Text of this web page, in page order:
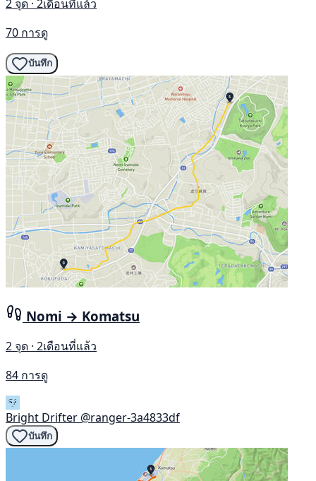
2 จุด · 2เดือนที่แล้ว
70 การดู
บันทึก
Nomi → Komatsu
2 จุด · 2เดือนที่แล้ว
84 การดู
Bright Drifter @ranger-3a4833df
บันทึก